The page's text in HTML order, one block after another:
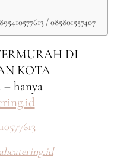
/ 085801557407
DI
KOTA
hanya